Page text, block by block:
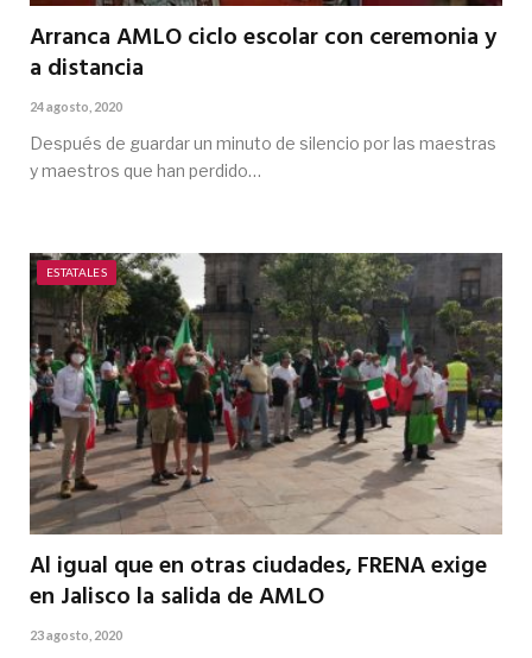
Arranca AMLO ciclo escolar con ceremonia y
a distancia
24 agosto, 2020
Después de guardar un minuto de silencio por las maestras
y maestros que han perdido…
ESTATALES
Al igual que en otras ciudades, FRENA exige
en Jalisco la salida de AMLO
23 agosto, 2020